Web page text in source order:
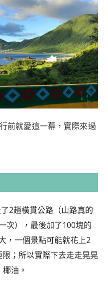
前就愛這一幕，實際來過
2趟橫貫公路（山路真的
次），最後加了100塊的
，一個景點可能就花上2
；所以實際下去走走晃晃
油。